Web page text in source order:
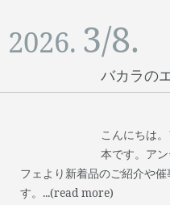
2026. 3/8.
バカラの
こんにちは
本です。ア
フェより新着品のご紹介や
す。...(read more)